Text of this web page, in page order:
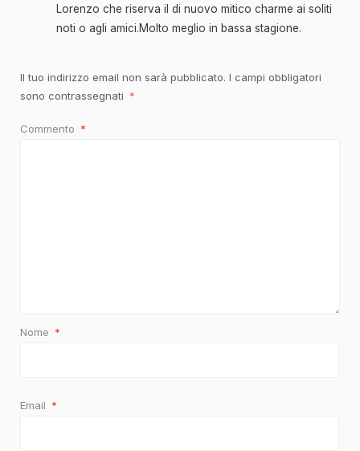
Lorenzo che riserva il di nuovo mitico charme ai soliti
noti o agli amici.Molto meglio in bassa stagione.
Il tuo indirizzo email non sarà pubblicato. I campi obbligatori
sono contrassegnati *
Commento *
Nome *
Email *